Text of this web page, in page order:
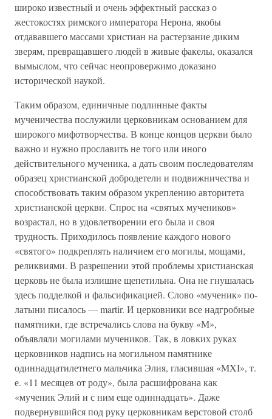
широко известный и очень эффектный рассказ о
жестокостях римского императора Нерона, якобы
отдававшего массами христиан на растерзание диким
зверям, превращавшего людей в живые факелы, оказался
вымыслом, что сейчас неопровержимо доказано
исторической наукой.
Таким образом, единичные подлинные факты
мученичества послужили церковникам основанием для
широкого мифотворчества. В конце концов церкви было
важно и нужно прославить не того или иного
действительного мученика, а дать своим последователям
образец христианской добродетели и подвижничества и
способствовать таким образом укреплению авторитета
христианской церкви. Спрос на «святых мучеников»
возрастал, но в удовлетворении его была и своя
трудность. Приходилось появление каждого нового
«святого» подкреплять наличием его могилы, мощами,
реликвиями. В разрешении этой проблемы христианская
церковь не была излишне щепетильна. Она не гнушалась
здесь подделкой и фальсификацией. Слово «мученик» по-
латыни писалось — martir. И церковники все надгробные
памятники, где встречались слова на букву «М»,
объявляли могилами мучеников. Так, в ловких руках
церковников надпись на могильном памятнике
одиннадцатилетнего мальчика Элия, гласившая «MXI», т.
е. «11 месяцев от роду», была расшифрована как
«мученик Элий и с ним еще одиннадцать». Даже
подвернувшийся под руку церковникам верстовой столб